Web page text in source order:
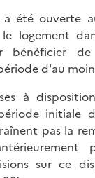
été ouverte
logement
bénéficier de
d'au
à
initiale
pas la
sur ce